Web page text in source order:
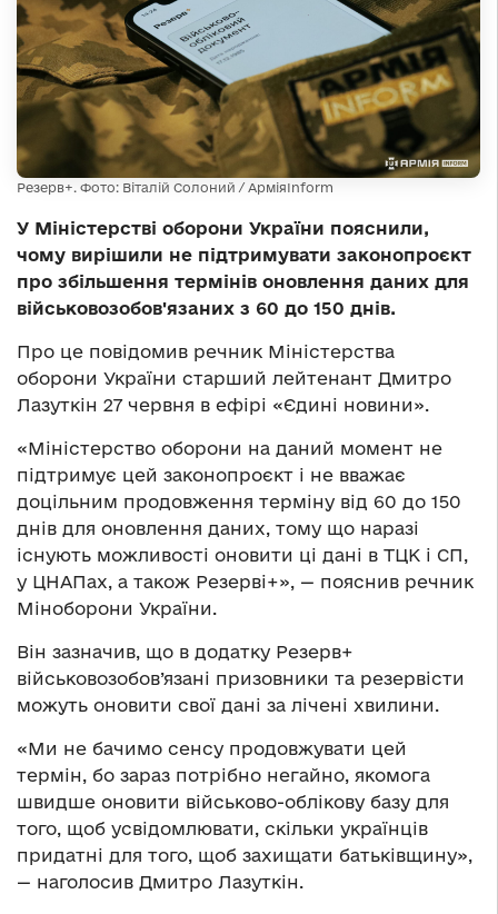
Резерв+. Фото: Віталій Солоний / АрміяInform
У Міністерстві оборони України пояснили,
чому вирішили не підтримувати законопроєкт
про збільшення термінів оновлення даних для
військовозобов'язаних з 60 до 150 днів.
Про це повідомив речник Міністерства
оборони України старший лейтенант Дмитро
Лазуткін 27 червня в ефірі «Єдині новини».
«Міністерство оборони на даний момент не
підтримує цей законопроєкт і не вважає
доцільним продовження терміну від 60 до 150
днів для оновлення даних, тому що наразі
існують можливості оновити ці дані в ТЦК і СП,
у ЦНАПах, а також Резерві+», — пояснив речник
Міноборони України.
Він зазначив, що в додатку Резерв+
військовозобов’язані призовники та резервісти
можуть оновити свої дані за лічені хвилини.
«Ми не бачимо сенсу продовжувати цей
термін, бо зараз потрібно негайно, якомога
швидше оновити військово-облікову базу для
того, щоб усвідомлювати, скільки українців
придатні для того, щоб захищати батьківщину»,
— наголосив Дмитро Лазуткін.